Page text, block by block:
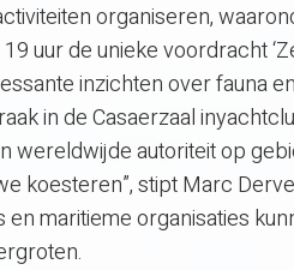
organiseren,
uur de unieke voordracht
inzichten over fauna
in de Casaerzaal
wereldwijde autoriteit op
koesteren”, stipt Marc
maritieme organisaties